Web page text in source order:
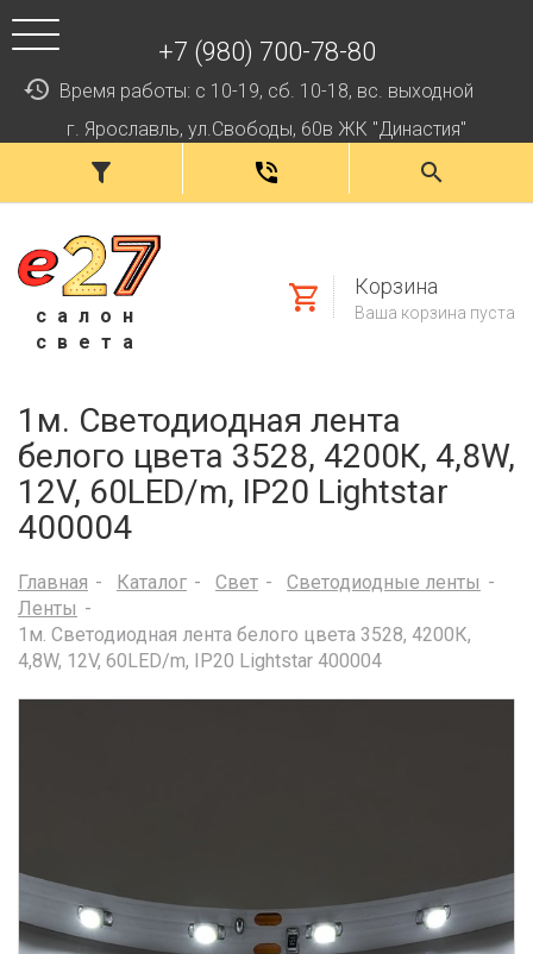
+7 (980) 700-78-80
Время работы: с 10-19, сб. 10-18, вс. выходной
г. Ярославль, ул.Свободы, 60в ЖК "Династия"
салон
света
Корзина
Ваша корзина пуста
1м. Светодиодная лента
белого цвета 3528, 4200К, 4,8W,
12V, 60LED/m, IP20 Lightstar
400004
Главная Каталог Свет
Светодиодные ленты
Ленты
1м. Светодиодная лента белого цвета 3528, 4200К,
4,8W, 12V, 60LED/m, IP20 Lightstar 400004